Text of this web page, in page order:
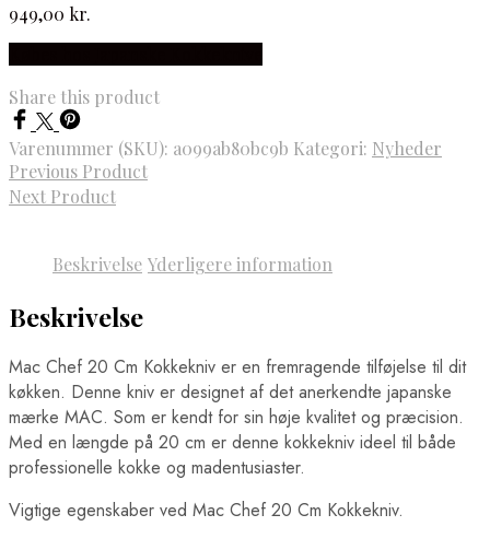
949,00 kr.
Share this product
Varenummer (SKU): a099ab80bc9b Kategori: Nyheder
Previous Product
Next Product
Beskrivelse Yderligere information
Beskrivelse
Mac Chef 20 Cm Kokkekniv er en fremragende tilføjelse til dit
køkken. Denne kniv er designet af det anerkendte japanske
mærke MAC. Som er kendt for sin høje kvalitet og præcision.
Med en længde på 20 cm er denne kokkekniv ideel til både
professionelle kokke og madentusiaster.
Vigtige egenskaber ved Mac Chef 20 Cm Kokkekniv.